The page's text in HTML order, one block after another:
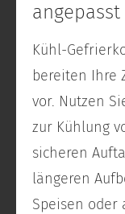
Kühl-
bereiten Ihre
vor. Nutzen
zur Kühlung
sicheren
längeren
Speisen oder